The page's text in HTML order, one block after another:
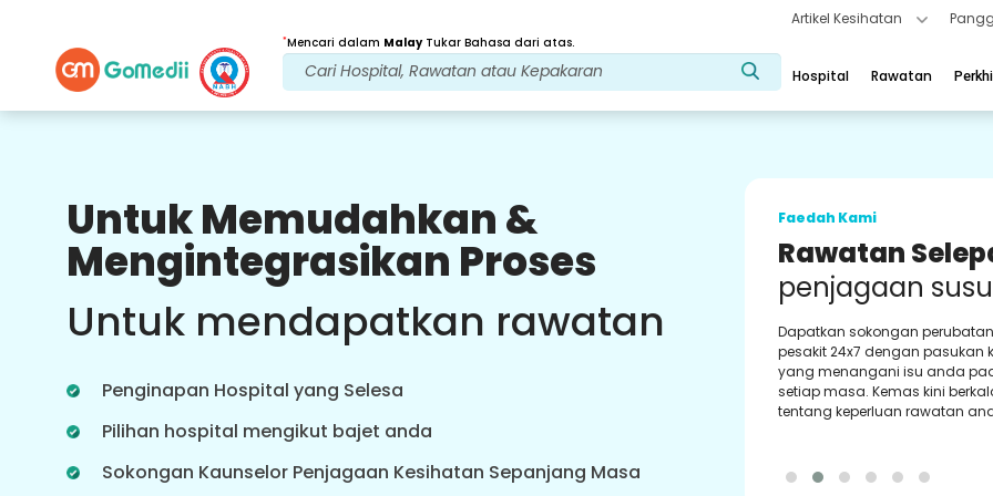
Artikel Kesihatan
*Mencari dalam MalayTukar Bahasa dari atas.
Hospital Rawatan
Untuk Memudahkan &
Mengintegrasikan Proses
Untuk mendapatkan rawatan
Penginapan Hospital yang Selesa
Pilihan hospital mengikut bajet anda
Sokongan Kaunselor Penjagaan Kesihatan Sepanjang Masa
Faedah Kami
Rawatan Selepas
penjagaan susulan
Dapatkan sokongan perubatan dan
setiap masa. Kemas kini berkala
Faedah Kami
Kaunselor
Perubatan
Dapatkan sokongan tetap
kaunselor perubatan kami
berpengalaman. Memberi
bimbingan terbaik kepada